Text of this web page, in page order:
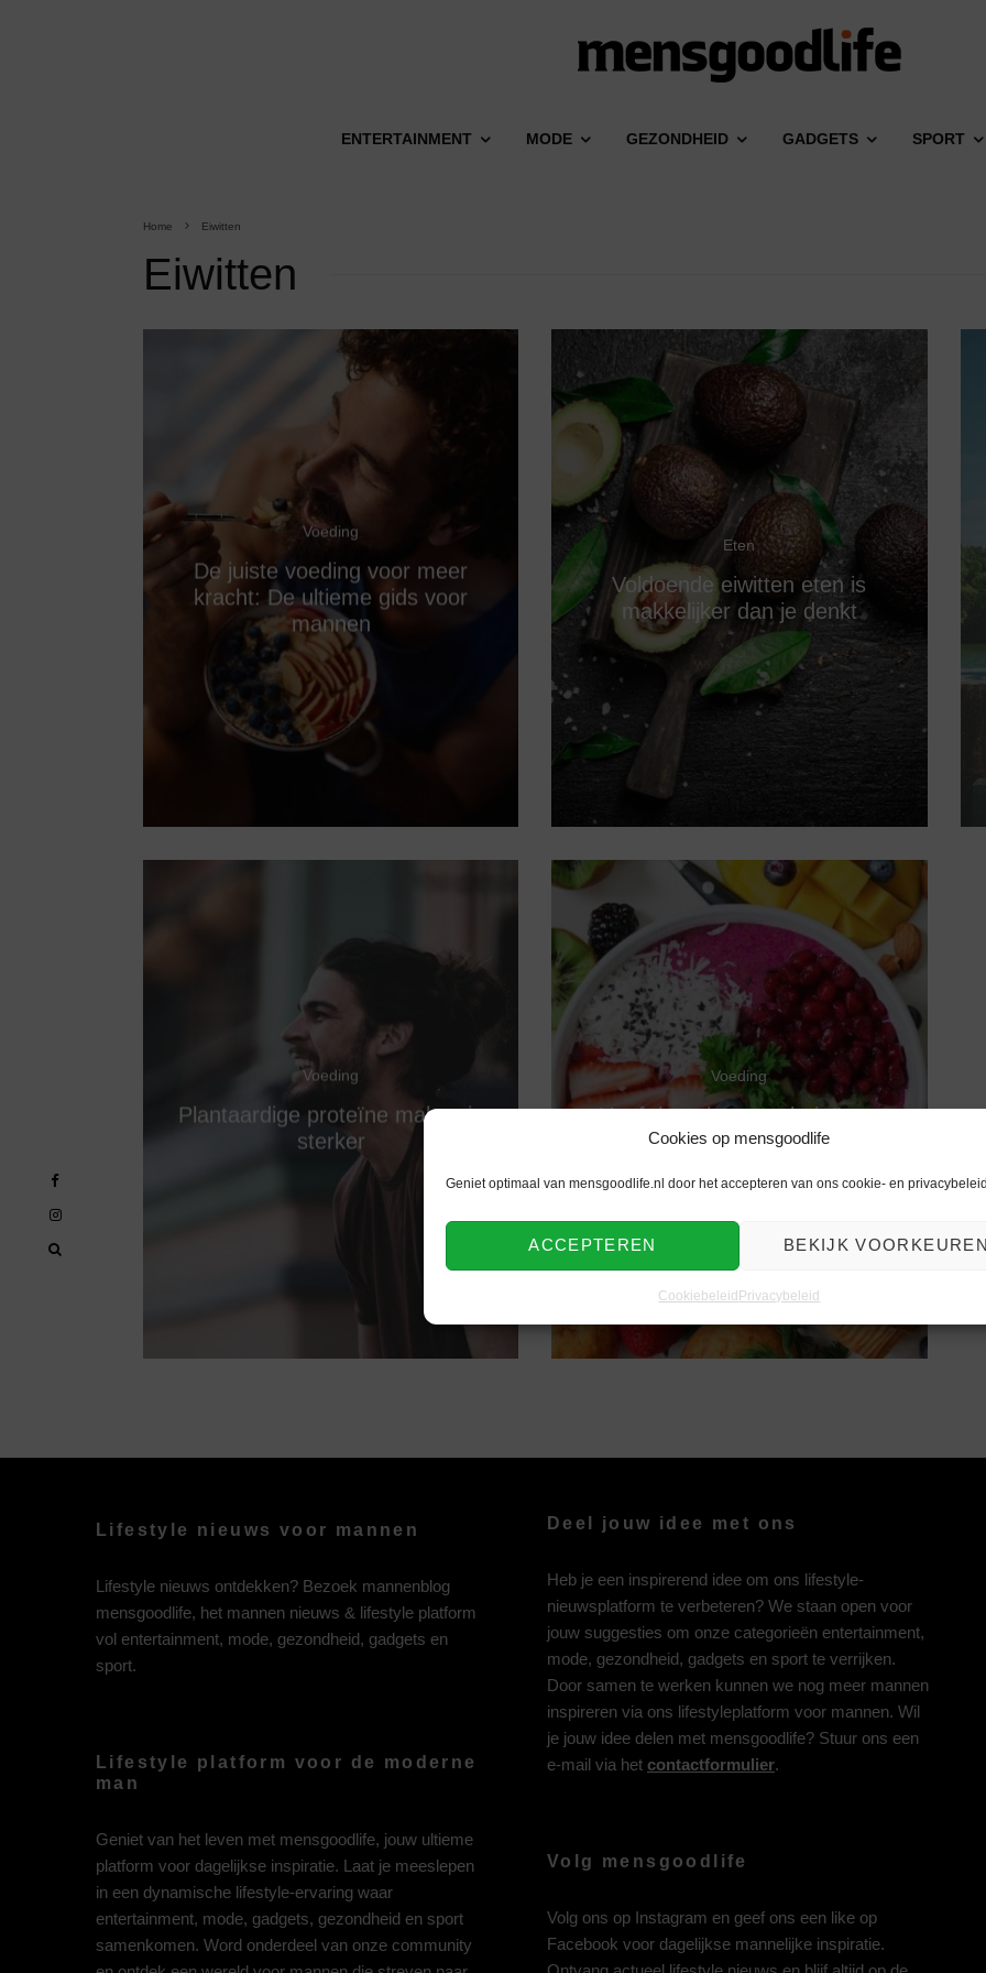
Cookies op mensgoodlife
Geniet optimaal van mensgoodlife.nl door het accepteren van ons cookie- en
ACCEPTEREN BEKIJK
CookiebeleidPrivacybeleid
ENTERTAINMENT MODE GEZONDHEID GADGETS SPORT
Home Eiwitten
Eiwitten
Voeding
De juiste voeding voor meer
kracht: De ultieme gids voor
mannen
Eten
Voldoende eiwitten eten is
makkelijker dan je denkt
Voeding
Plantaardige proteïne maken je
sterker
Voeding
Heeft het zin om calorieën te
tellen?
Lifestyle nieuws voor mannen
Lifestyle nieuws ontdekken? Bezoek mannenblog
mensgoodlife, het mannen nieuws & lifestyle platform
vol entertainment, mode, gezondheid, gadgets en
sport.
Lifestyle platform voor de moderne
man
Geniet van het leven met mensgoodlife, jouw ultieme
platform voor dagelijkse inspiratie. Laat je meeslepen
in een dynamische lifestyle-ervaring waar
entertainment, mode, gadgets, gezondheid en sport
samenkomen. Word onderdeel van onze community
Deel jouw idee met ons
Heb je een inspirerend idee om ons lifestyle-
nieuwsplatform te verbeteren? We staan open voor
jouw suggesties om onze categorieën entertainment,
mode, gezondheid, gadgets en sport te verrijken.
Door samen te werken kunnen we nog meer mannen
inspireren via ons lifestyleplatform voor mannen. Wil
je jouw idee delen met mensgoodlife? Stuur ons een
e-mail via het contactformulier.
Volg mensgoodlife
Volg ons op Instagram en geef ons een like op
Facebook voor dagelijkse mannelijke inspiratie.